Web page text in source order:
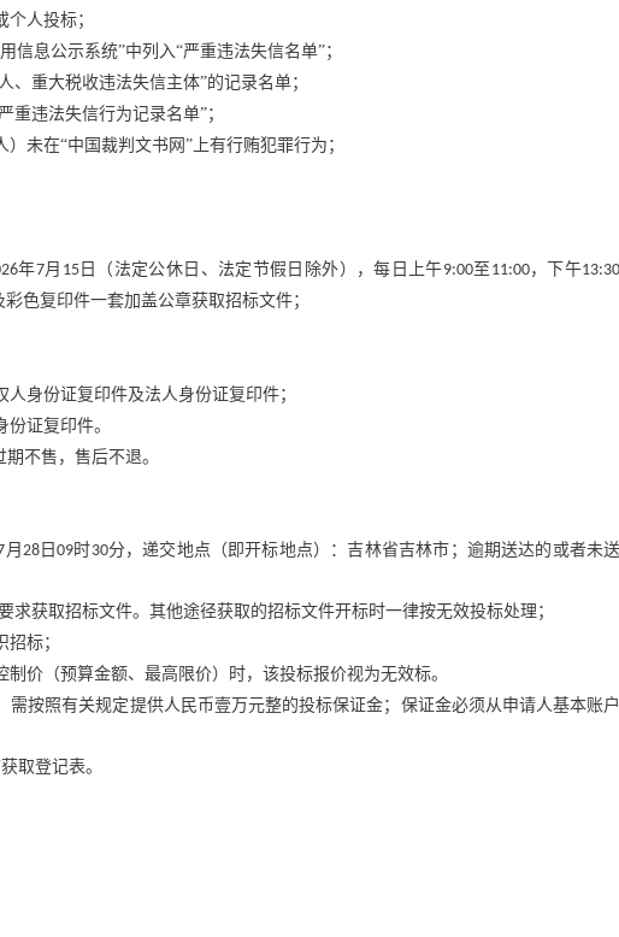
人投标；
息公示系统”中列入“严重违法失信名单”；
、重大税收违法失信主体”的记录名单；
重违法失信行为记录名单”；
未在“中国裁判文书网”上有行贿犯罪行为；
年7月 15日（法定公休日、法定节假日除外），每日上午9:00至 11:00，下午13:30
色复印件一套加盖公章获取招标文件；
身份证复印件及法人身份证复印件；
证复印件。
不售，售后不退。
月 28日09时30分，递交地点（即开标地点）：吉林省吉林市；逾期送达的或者未
求获取招标文件。其他途径获取的招标文件开标时一律按无效投标处理；
标；
价（预算金额、最高限价）时，该投标报价视为无效标。
需按照有关规定提供人民币壹万元整的投标保证金；保证金必须从申请人基本账
取登记表。